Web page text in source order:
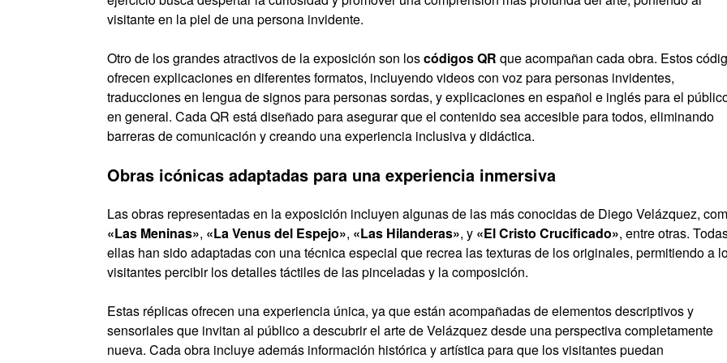
visitante en la piel de una persona invidente.
Otro de los grandes atractivos de la exposición son loscódigos QR que acompañan cada obra. Estos
ofrecen explicaciones en diferentes formatos, incluyendo videos con voz para personas invidentes,
traducciones en lengua de signos para personas sordas, y explicaciones en español e inglés para el
en general. Cada QR está diseñado para asegurar que el contenido sea accesible para todos, eliminando
barreras de comunicación y creando una experiencia inclusiva y didáctica.
Obras icónicas adaptadas para una experiencia inmersiva
Las obras representadas en la exposición incluyen algunas de las más conocidas de Diego Velázquez,
«Las Meninas», «La Venus del Espejo», «Las Hilanderas», y «El Cristo Crucificado», entre otras.
ellas han sido adaptadas con una técnica especial que recrea las texturas de los originales, permitiendo a
visitantes percibir los detalles táctiles de las pinceladas y la composición.
Estas réplicas ofrecen una experiencia única, ya que están acompañadas de elementos descriptivos y
sensoriales que invitan al público a descubrir el arte de Velázquez desde una perspectiva completamente
nueva. Cada obra incluye además información histórica y artística para que los visitantes puedan